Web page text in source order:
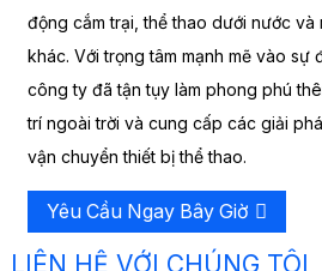
động cắm trại, thể thao dưới nước và
khác. Với trọng tâm mạnh mẽ vào sự
công ty đã tận tụy làm phong phú
trí ngoài trời và cung cấp các giải
vận chuyển thiết bị thể thao.
Yêu Cầu Ngay Bây Giờ
LIÊN HỆ VỚI CHÚNG TÔI